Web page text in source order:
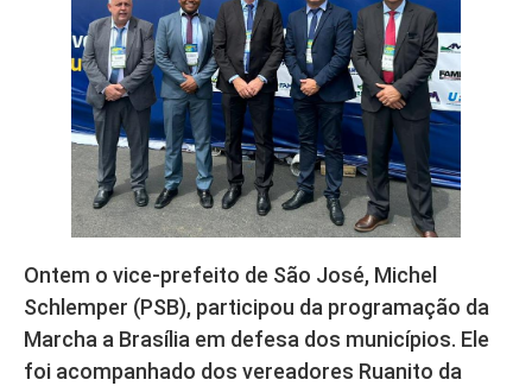
Ontem o vice-prefeito de São José, Michel
Schlemper (PSB), participou da programação da
Marcha a Brasília em defesa dos municípios. Ele
foi acompanhado dos vereadores Ruanito da